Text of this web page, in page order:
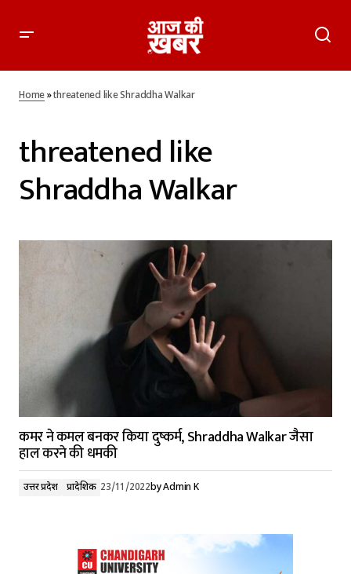
Home»threatened like Shraddha Walkar
threatened like
Shraddha Walkar
कमर ने कमल बनकर किया दुष्कर्म, Shraddha Walkar जैसा
हाल करने की धमकी
उत्तर प्रदेश प्रादेशिक 23/11/2022byAdmin K